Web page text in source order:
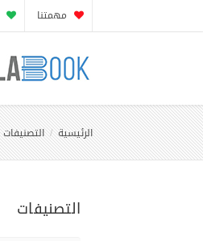
مهمتنا
الرئيسية التصنيفات
التصنيفات